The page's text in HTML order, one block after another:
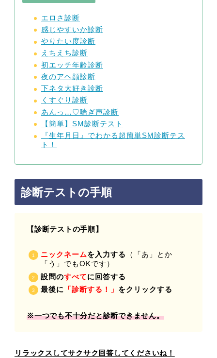
エロさ診断
感じやすいか診断
やりたい度診断
えちえち診断
初エッチ年齢診断
夜のアヘ顔診断
下ネタ大好き診断
くすぐり診断
あんっ…♡喘ぎ声診断
【簡単】SM診断テスト
『生年月日』でわかる超簡単SM診断テス
ト！
診断テストの手順
【診断テストの手順】
ニックネームを入力する
（「あ」とか
「う」でもOKです）
設問のすべてに回答する
最後に
「診断する！」 をクリックする
※一つでも不十分だと診断できません。
リラックスしてサクサク回答してくださいね！